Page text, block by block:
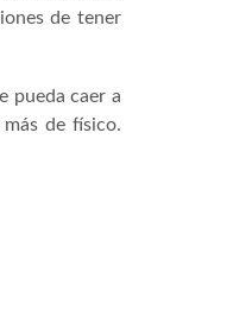
de tener
pueda caer a
de físico.